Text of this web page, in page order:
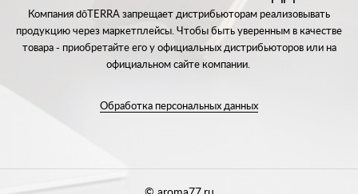
Компания dōTERRA запрещает дистрибьюторам реализовывать
продукцию через маркетплейсы. Чтобы быть уверенным в качестве
товара - приобретайте его у официальных дистрибьюторов или на
официальном сайте компании.
Обработка персональных данных